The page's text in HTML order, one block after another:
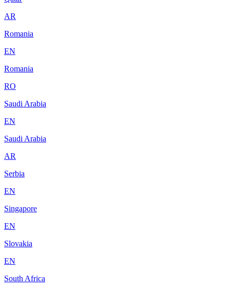
AR
Romania
EN
Romania
RO
Saudi Arabia
EN
Saudi Arabia
AR
Serbia
EN
Singapore
EN
Slovakia
EN
South Africa